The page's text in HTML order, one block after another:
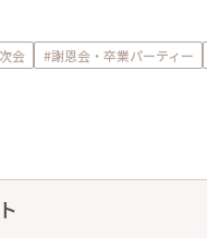
会 #謝恩会・卒業パーティー